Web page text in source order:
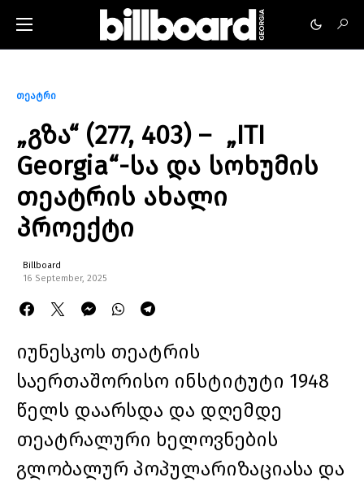
თეატრი
„გზა“ (277, 403) – „ITI
Georgia“-სა და სოხუმის
თეატრის ახალი
პროექტი
Billboard
16 September, 2025
იუნესკოს თეატრის
საერთაშორისო ინსტიტუტი 1948
წელს დაარსდა და დღემდე
თეატრალური ხელოვნების
გლობალურ პოპულარიზაციასა და